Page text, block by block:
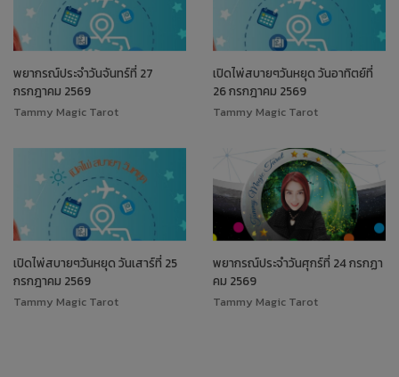
พยากรณ์ประจำวันจันทร์ที่ 27
กรกฎาคม 2569
Tammy Magic Tarot
เปิดไพ่สบายๆวันหยุด วันอาทิตย์ที่
26 กรกฎาคม 2569
Tammy Magic Tarot
เปิดไพ่สบายๆวันหยุด วันเสาร์ที่ 25
กรกฎาคม 2569
Tammy Magic Tarot
พยากรณ์ประจำวันศุกร์ที่ 24 กรกฏา
คม 2569
Tammy Magic Tarot